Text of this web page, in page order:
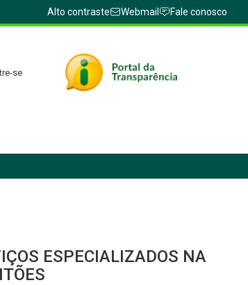
Alto contraste Webmail Fale conosco
se
ESPECIALIZADOS NA